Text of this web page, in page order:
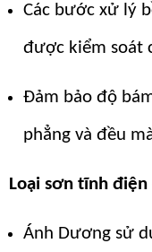
Các bước xử lý
được kiểm soát
Đảm bảo độ
phẳng và đều
Loại sơn tĩnh điện
Ánh Dương sử